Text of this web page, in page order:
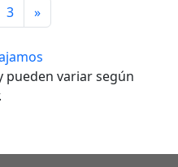
3 »
pueden variar según